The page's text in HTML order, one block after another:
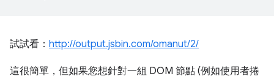
試試看： http://output.jsbin.com/omanut/2/
這很簡單，但如果您想針對一組 DOM 節點 (例如使用者捲